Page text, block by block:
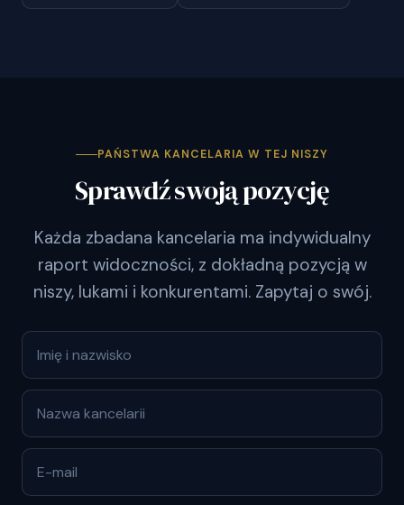
PAŃSTWA KANCELARIA W TEJ NISZY
Sprawdź swoją pozycję
Każda zbadana kancelaria ma indywidualny
raport widoczności, z dokładną pozycją w
niszy, lukami i konkurentami. Zapytaj o swój.